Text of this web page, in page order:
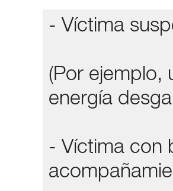
- Víctima
(Por ejemplo,
energía
- Víctima con